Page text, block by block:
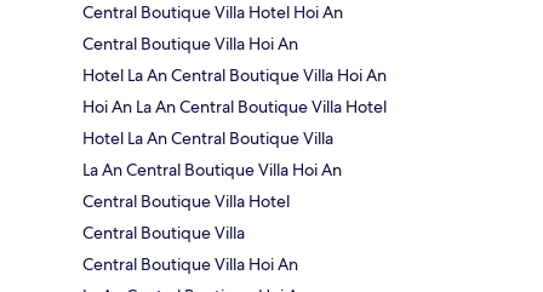
Central Boutique Villa Hotel Hoi An
Central Boutique Villa Hoi An
Hotel La An Central Boutique Villa Hoi An
Hoi An La An Central Boutique Villa Hotel
Hotel La An Central Boutique Villa
La An Central Boutique Villa Hoi An
Central Boutique Villa Hotel
Central Boutique Villa
Central Boutique Villa Hoi An